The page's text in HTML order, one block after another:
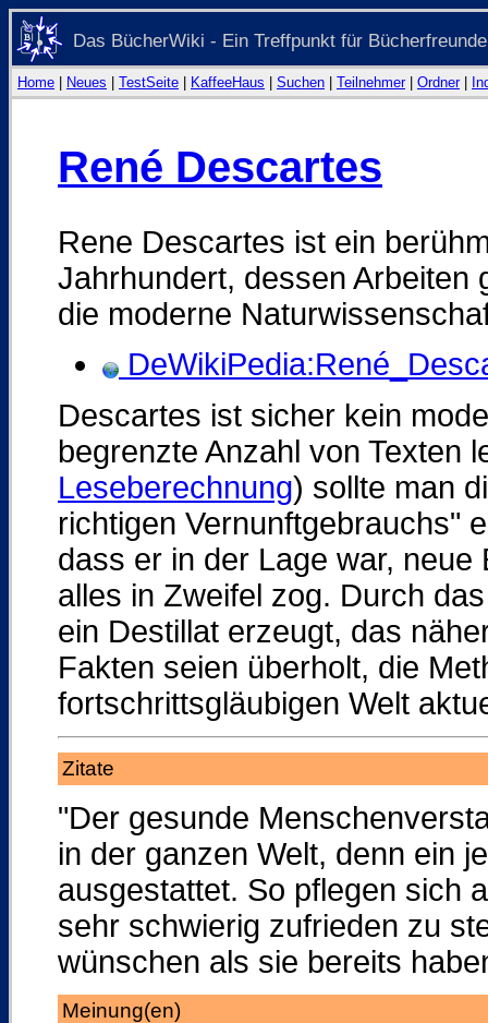
Das BücherWiki - Ein Treffpunkt für Bücherfreunde
Home Neues TestSeite KaffeeHaus Suchen Teilnehmer| Ordner|
René Descartes
Rene Descartes ist ein
Jahrhundert, dessen Arbeiten
die moderne
Descartes ist sicher kein
begrenzte Anzahl von Texten
Leseberechnung) sollte man
richtigen Vernunftgebrauchs"
dass er in der Lage war,
alles in Zweifel zog. Durch
ein Destillat erzeugt, das
Fakten seien überholt, die
fortschrittsgläubigen Welt
Zitate
"Der gesunde
in der ganzen Welt, denn ein
ausgestattet. So pflegen sich
sehr schwierig zufrieden zu
wünschen als sie bereits
Meinung(en)